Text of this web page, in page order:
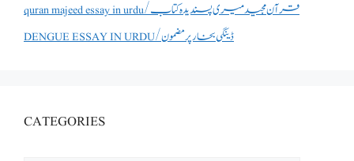
quran majeed essay in urdu/قرآن مجید میری پسندیدہ کتاب
DENGUE ESSAY IN URDU/ڈینگی بخار پر مضمون
CATEGORIES